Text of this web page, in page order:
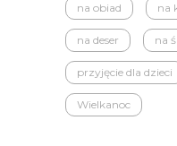
na obiad na
na deser na
przyjęcie dla dzieci
Wielkanoc